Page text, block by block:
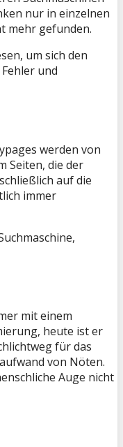
nur in einzelnen
mehr gefunden.
um sich den
und
werden von
Seiten, die der
auf die
immer
mit einem
heute ist er
für das
von Nöten.
Auge nicht